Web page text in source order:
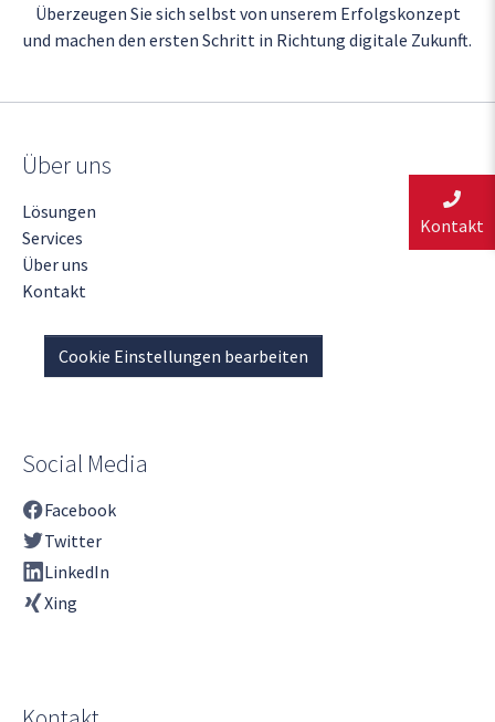
Überzeugen Sie sich selbst von unserem Erfolgskonzept
und machen den ersten Schritt in Richtung digitale Zukunft.
Kontakt
Über uns
Lösungen
Services
Über uns
Kontakt
Cookie Einstellungen bearbeiten
Social Media
Facebook
Twitter
LinkedIn
Xing